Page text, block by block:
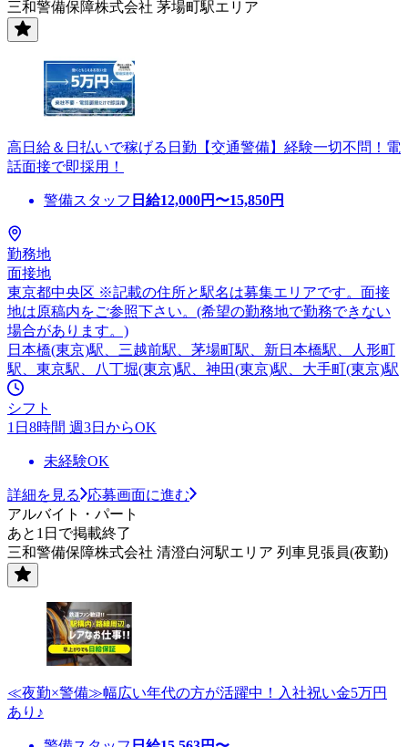
三和警備保障株式会社 茅場町駅エリア
高日給＆日払いで稼げる日勤【交通警備】経験一切不問！電
話面接で即採用！
警備スタッフ 日給12,000円〜15,850円
勤務地
面接地
東京都中央区 ※記載の住所と駅名は募集エリアです。面接
地は原稿内をご参照下さい。(希望の勤務地で勤務できない
場合があります。)
日本橋(東京)駅、三越前駅、茅場町駅、新日本橋駅、人形町
駅、東京駅、八丁堀(東京)駅、神田(東京)駅、大手町(東京)駅
シフト
1日8時間 週3日からOK
未経験OK
詳細を見る
応募画面に進む
アルバイト・パート
あと1日で掲載終了
三和警備保障株式会社 清澄白河駅エリア 列車見張員(夜勤)
≪夜勤×警備≫幅広い年代の方が活躍中！入社祝い金5万円
あり♪